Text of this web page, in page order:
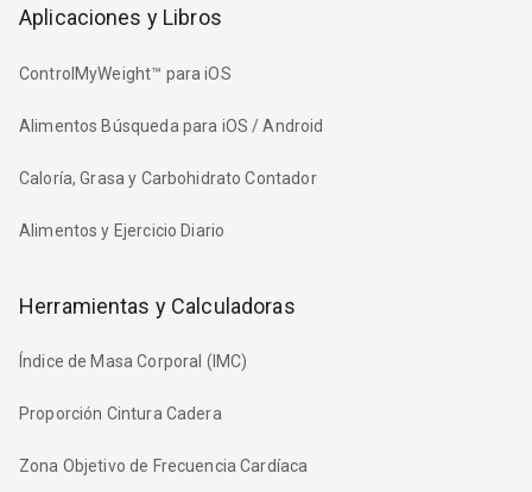
Aplicaciones y Libros
ControlMyWeight™ para iOS
Alimentos Búsqueda para iOS / Android
Caloría, Grasa y Carbohidrato Contador
Alimentos y Ejercicio Diario
Herramientas y Calculadoras
Índice de Masa Corporal (IMC)
Proporción Cintura Cadera
Zona Objetivo de Frecuencia Cardíaca